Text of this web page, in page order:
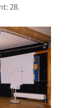
28.